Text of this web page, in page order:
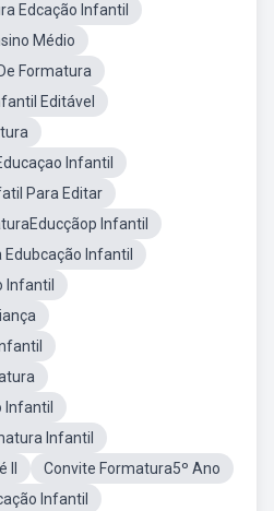
Edcação Infantil
Médio
Formatura
Editável
Infantil
Para Editar
Infantil
Infantil
Infantil
Infantil
Infantil
Convite Formatura5º Ano
Infantil